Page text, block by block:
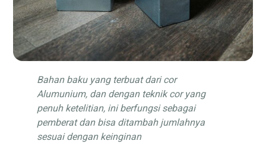
Bahan baku yang terbuat dari cor
Alumunium, dan dengan teknik cor yang
penuh ketelitian, ini berfungsi sebagai
pemberat dan bisa ditambah jumlahnya
sesuai dengan keinginan